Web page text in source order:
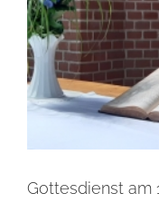
Gottesdienst am